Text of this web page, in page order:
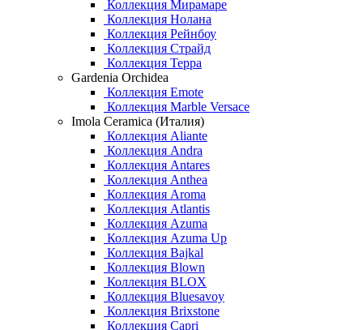
Коллекция Мирамаре
Коллекция Нолана
Коллекция Рейнбоу
Коллекция Страйд
Коллекция Терра
Gardenia Orchidea
Коллекция Emote
Коллекция Marble Versace
Imola Ceramica (Италия)
Коллекция Aliante
Коллекция Andra
Коллекция Antares
Коллекция Anthea
Коллекция Aroma
Коллекция Atlantis
Коллекция Azuma
Коллекция Azuma Up
Коллекция Bajkal
Коллекция Blown
Коллекция BLOX
Коллекция Bluesavoy
Коллекция Brixstone
Коллекция Capri